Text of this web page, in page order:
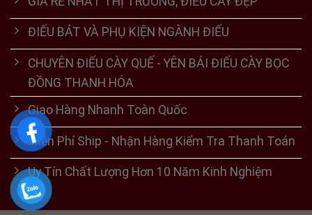
ĐIẾU BÁT VÀ PHỤ KIỆN NGÀNH ĐIẾU
CHUYÊN ĐIẾU CÀY QUẾ - YÊN BÁI ĐIẾU CÀY BỌC
ĐỒNG THANH HÓA
Giao Hàng Nhanh Toàn Quốc
Miễn Phí Ship - Nhận Hàng Kiểm Tra Thanh Toán
Uy Tín Chất Lượng Hơn 10 Năm Kinh Nghiệm